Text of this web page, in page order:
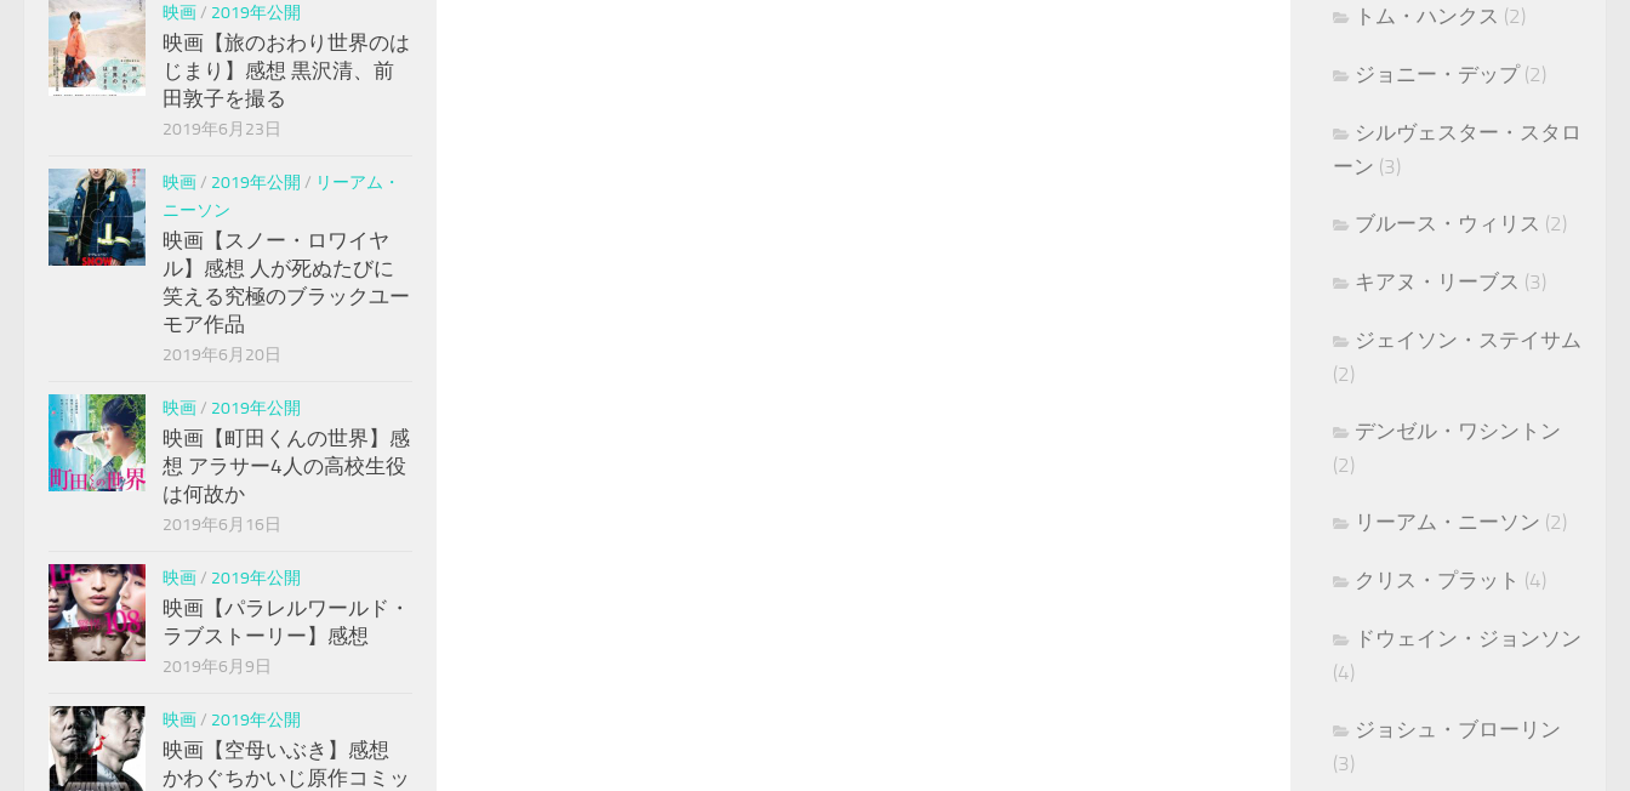
映画/ 2019年公開
映画【旅のおわり世界のは
じまり】感想 黒沢清、前
田敦子を撮る
2019年6月23日
映画/ 2019年公開 / リーアム・
ニーソン
映画【スノー・ロワイヤ
ル】感想 人が死ぬたびに
笑える究極のブラックユー
モア作品
2019年6月20日
映画/ 2019年公開
映画【町田くんの世界】感
想 アラサー4人の高校生役
は何故か
2019年6月16日
映画/ 2019年公開
映画【パラレルワールド・
ラブストーリー】感想
2019年6月9日
映画/ 2019年公開
映画【空母いぶき】感想
かわぐちかいじ原作コミッ
トム・ハンクス (2)
ジョニー・デップ(2)
シルヴェスター・スタロ
ーン (3)
ブルース・ウィリス (2)
キアヌ・リーブス (3)
ジェイソン・ステイサム
(2)
デンゼル・ワシントン
(2)
リーアム・ニーソン (2)
クリス・プラット (4)
ドウェイン・ジョンソン
(4)
ジョシュ・ブローリン
(3)